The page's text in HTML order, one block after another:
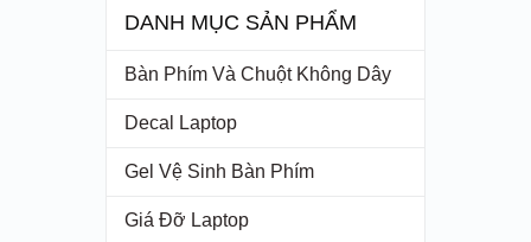
DANH MỤC SẢN PHẨM
Bàn Phím Và Chuột Không Dây
Decal Laptop
Gel Vệ Sinh Bàn Phím
Giá Đỡ Laptop